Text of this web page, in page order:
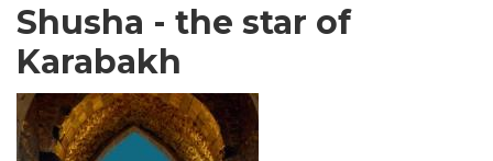
Shusha - the star of
Karabakh